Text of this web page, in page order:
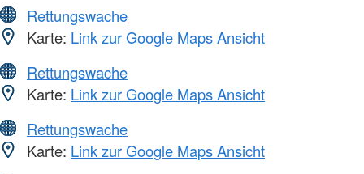
Rettungswache
Karte: Link zur Google Maps Ansicht
Rettungswache
Karte: Link zur Google Maps Ansicht
Rettungswache
Karte: Link zur Google Maps Ansicht